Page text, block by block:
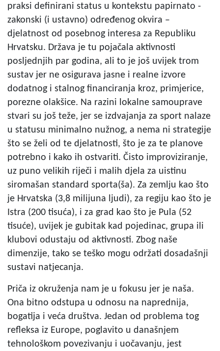
praksi definirani status u kontekstu papirnato -
zakonski (i ustavno) određenog okvira –
djelatnost od posebnog interesa za Republiku
Hrvatsku. Država je tu pojačala aktivnosti
posljednjih par godina, ali to je još uvijek trom
sustav jer ne osigurava jasne i realne izvore
dodatnog i stalnog financiranja kroz, primjerice,
porezne olakšice. Na razini lokalne samouprave
stvari su još teže, jer se izdvajanja za sport nalaze
u statusu minimalno nužnog, a nema ni strategije
što se želi od te djelatnosti, što je za te planove
potrebno i kako ih ostvariti. Čisto improviziranje,
uz puno velikih riječi i malih djela za uistinu
siromašan standard sporta(ša). Za zemlju kao što
je Hrvatska (3,8 milijuna ljudi), za regiju kao što je
Istra (200 tisuća), i za grad kao što je Pula (52
tisuće), uvijek je gubitak kad pojedinac, grupa ili
klubovi odustaju od aktivnosti. Zbog naše
dimenzije, tako se teško mogu održati dosadašnji
sustavi natjecanja.
Priča iz okruženja nam je u fokusu jer je naša.
Ona bitno odstupa u odnosu na naprednija,
bogatija i veća društva. Jedan od problema tog
refleksa iz Europe, poglavito u današnjem
tehnološkom povezivanju i uočavanju, jest